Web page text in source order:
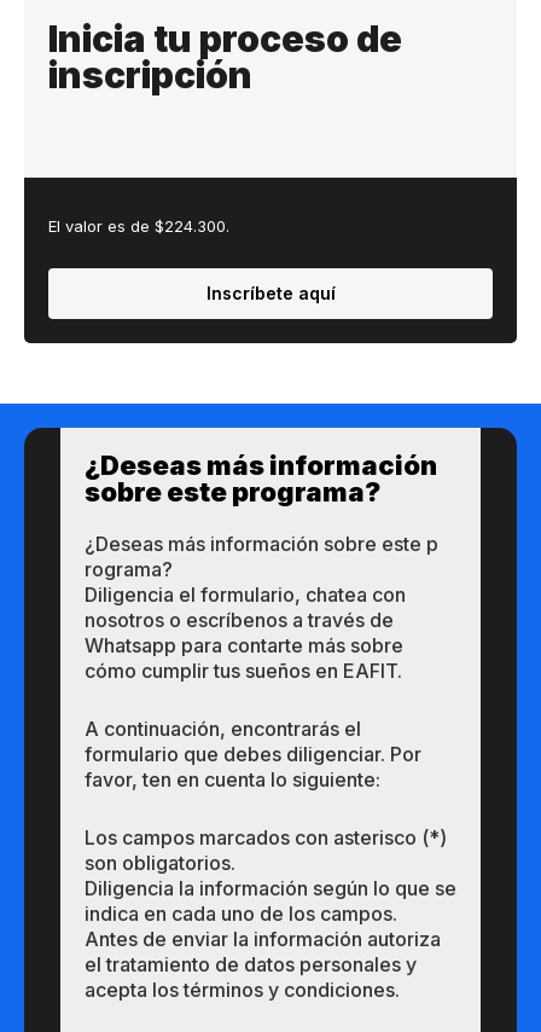
Inicia tu proceso de
inscripción
El valor es de $224.300.
Inscríbete aquí
¿Deseas más información
so​bre este​ p​rograma?
¿Deseas más información so​bre este​ p​
rograma?
Diligencia el formulario, chatea con
nosotros o escríbenos a través de
Whatsapp para contarte más sobre
cómo cumplir tus sueños en EAFIT.
A continuación, encontrarás el
formulario que debes diligenciar. Por
favor, ten en cuenta lo siguiente:
Los campos marcados con asterisco (*)
son obligatorios.
Diligencia la información según lo que se
indica en cada uno de los campos.
Antes de enviar la información autoriza
el tratamiento de datos personales y
acepta los términos y condiciones.